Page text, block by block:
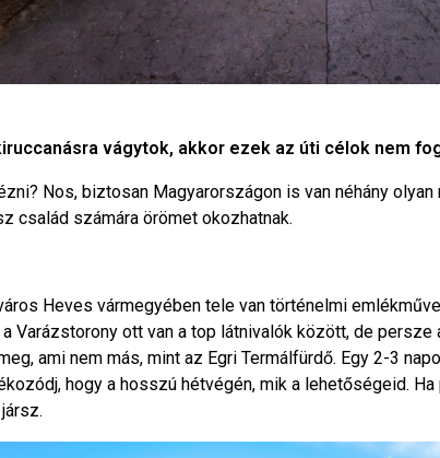
vágytok, akkor ezek az úti célok nem
Nos, biztosan Magyarországon is van néhány olyan
család számára örömet okozhatnak.
Heves vármegyében tele van történelmi
a Varázstorony ott van a top látnivalók között, de
ami nem más, mint az Egri Termálfürdő. Egy 2-3
hogy a hosszú hétvégén, mik a lehetőségeid.